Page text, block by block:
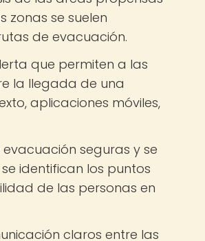
zonas se suelen
de evacuación.
que permiten a las
la llegada de una
aplicaciones móviles,
seguras y se
identifican los puntos
de las personas en
claros entre las